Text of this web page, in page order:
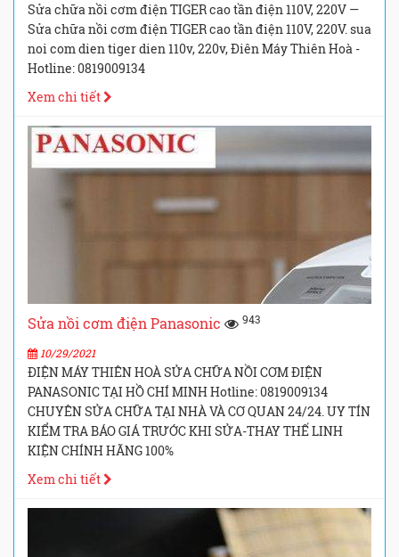
Sửa chữa nồi cơm điện TIGER cao tần điện 110V, 220V —
Sửa chữa nồi cơm điện TIGER cao tần điện 110V, 220V. sua
noi com dien tiger dien 110v, 220v, Điên Máy Thiên Hoà -
Hotline: 0819009134
Xem chi tiết
Sửa nồi cơm điện Panasonic 943
10/29/2021
ĐIỆN MÁY THIÊN HOÀ SỬA CHỮA NỒI CƠM ĐIỆN
PANASONIC TẠI HỒ CHÍ MINH Hotline: 0819009134
CHUYÊN SỬA CHỮA TẠI NHÀ VÀ CƠ QUAN 24/24. UY TÍN
KIỂM TRA BÁO GIÁ TRƯỚC KHI SỬA-THAY THẾ LINH
KIỆN CHÍNH HÃNG 100%
Xem chi tiết